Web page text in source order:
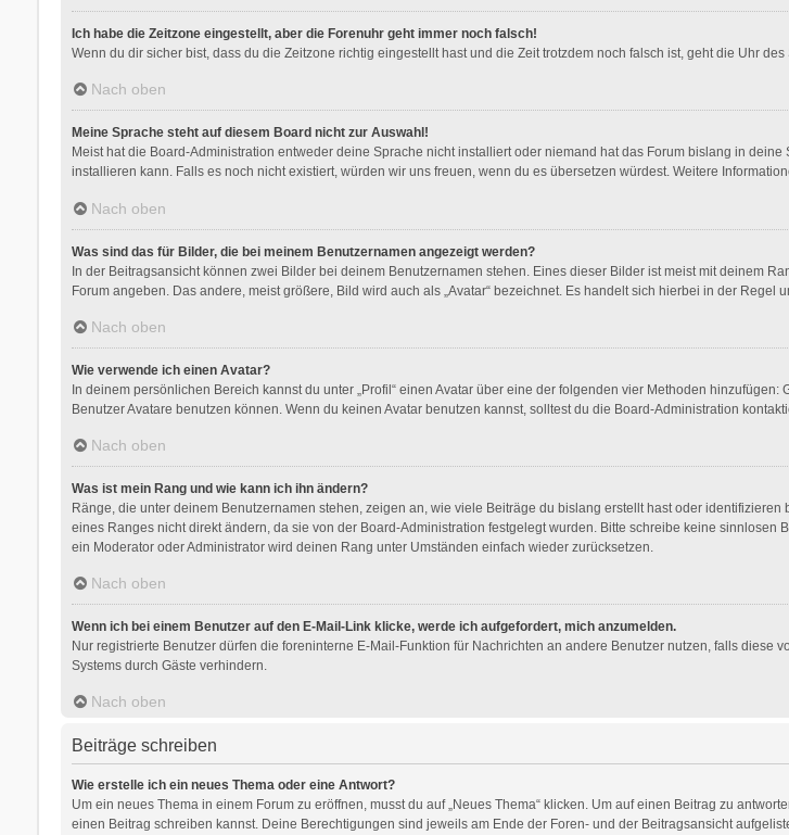
Ich habe die Zeitzone eingestellt, aber die Forenuhr geht immer noch falsch!
Wenn du dir sicher bist, dass du die Zeitzone richtig eingestellt hast und die Zeit trotzdem noch falsch ist, geht die Uhr
Nach oben
Meine Sprache steht auf diesem Board nicht zur Auswahl!
Meist hat die Board-Administration entweder deine Sprache nicht installiert oder niemand hat das Forum bislang in
installieren kann. Falls es noch nicht existiert, würden wir uns freuen, wenn du es übersetzen würdest. Weitere
Nach oben
Was sind das für Bilder, die bei meinem Benutzernamen angezeigt werden?
In der Beitragsansicht können zwei Bilder bei deinem Benutzernamen stehen. Eines dieser Bilder ist meist mit deinem
Forum angeben. Das andere, meist größere, Bild wird auch als „Avatar“ bezeichnet. Es handelt sich hierbei in der
Nach oben
Wie verwende ich einen Avatar?
In deinem persönlichen Bereich kannst du unter „Profil“ einen Avatar über eine der folgenden vier Methoden
Benutzer Avatare benutzen können. Wenn du keinen Avatar benutzen kannst, solltest du die Board-Administration
Nach oben
Was ist mein Rang und wie kann ich ihn ändern?
Ränge, die unter deinem Benutzernamen stehen, zeigen an, wie viele Beiträge du bislang erstellt hast oder
eines Ranges nicht direkt ändern, da sie von der Board-Administration festgelegt wurden. Bitte schreibe keine
ein Moderator oder Administrator wird deinen Rang unter Umständen einfach wieder zurücksetzen.
Nach oben
Wenn ich bei einem Benutzer auf den E-Mail-Link klicke, werde ich aufgefordert, mich anzumelden.
Nur registrierte Benutzer dürfen die foreninterne E-Mail-Funktion für Nachrichten an andere Benutzer nutzen, falls
Systems durch Gäste verhindern.
Nach oben
Beiträge schreiben
Wie erstelle ich ein neues Thema oder eine Antwort?
Um ein neues Thema in einem Forum zu eröffnen, musst du auf „Neues Thema“ klicken. Um auf einen Beitrag zu
einen Beitrag schreiben kannst. Deine Berechtigungen sind jeweils am Ende der Foren- und der Beitragsansicht